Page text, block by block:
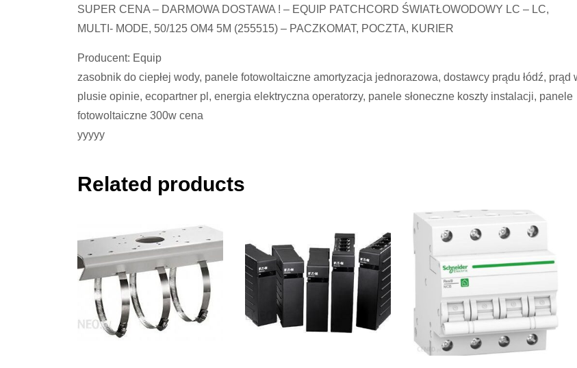
SUPER CENA – DARMOWA DOSTAWA ! – EQUIP PATCHCORD ŚWIATŁOWODOWY LC – LC,
MULTI- MODE, 50/125 OM4 5M (255515) – PACZKOMAT, POCZTA, KURIER
Producent: Equip
zasobnik do ciepłej wody, panele fotowoltaiczne amortyzacja jednorazowa, dostawcy prądu łódź, prąd
plusie opinie, ecopartner pl, energia elektryczna operatorzy, panele słoneczne koszty instalacji, panele
fotowoltaiczne 300w cena
yyyyy
Related products